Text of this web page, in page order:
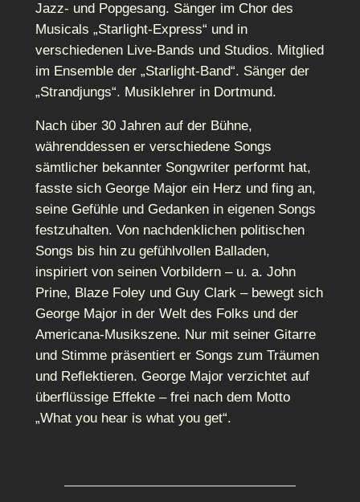
Jazz- und Popgesang. Sänger im Chor des
Musicals „Starlight-Express“ und in
verschiedenen Live-Bands und Studios. Mitglied
im Ensemble der „Starlight-Band“. Sänger der
„Strandjungs“. Musiklehrer in Dortmund.
Nach über 30 Jahren auf der Bühne,
währenddessen er verschiedene Songs
sämtlicher bekannter Songwriter performt hat,
fasste sich George Major ein Herz und fing an,
seine Gefühle und Gedanken in eigenen Songs
festzuhalten. Von nachdenklichen politischen
Songs bis hin zu gefühlvollen Balladen,
inspiriert von seinen Vorbildern – u. a. John
Prine, Blaze Foley und Guy Clark – bewegt sich
George Major in der Welt des Folks und der
Americana-Musikszene. Nur mit seiner Gitarre
und Stimme präsentiert er Songs zum Träumen
und Reflektieren. George Major verzichtet auf
überflüssige Effekte – frei nach dem Motto
„What you hear is what you get“.